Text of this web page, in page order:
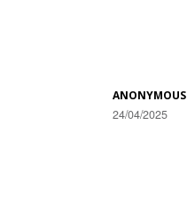
ANONYMOUS
24/04/2025